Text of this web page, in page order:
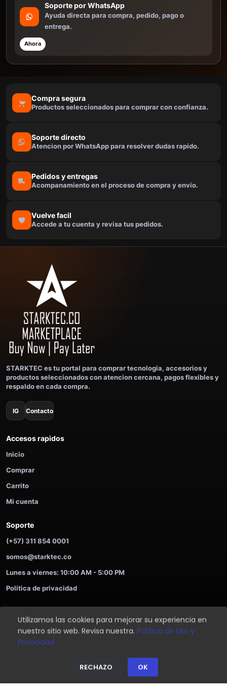
Ofertas
👤
Soporte por WhatsApp
Ayuda directa para compra, pedido, pago o
entrega.
Ahora
Compra segura
Productos seleccionados para comprar con confianza.
Soporte directo
Atencion por WhatsApp para resolver dudas rapido.
Pedidos y entregas
Acompanamiento en el proceso de compra y envio.
Vuelve facil
Accede a tu cuenta y revisa tus pedidos.
STARKTEC es tu portal para comprar tecnologia, accesorios y
productos seleccionados con atencion cercana, pagos flexibles y
respaldo en cada compra.
IG Contacto
Accesos rapidos
Inicio
Comprar
Carrito
Mi cuenta
Soporte
(+57) 311 854 0001
somos@starktec.co
Lunes a viernes: 10:00 AM - 5:00 PM
Politica de privacidad
2026STARKTEC. Compra ahora y paga despues.
SoportePrivacidad
Ayuda
Utilizamos las cookies para mejorar su experiencia en
nuestro sitio web. Revisa nuestra. Política de Uso y
Privacidad
RECHAZO OK